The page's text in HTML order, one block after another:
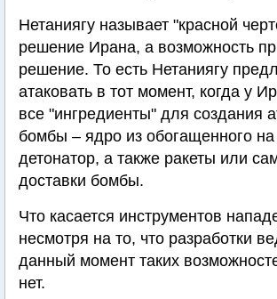
Нетаниягу называет "красной
решение Ирана, а возможность
решение. То есть Нетаниягу
атаковать в тот момент, когда у
все "ингредиенты" для создания
бомбы – ядро из обогащенного
детонатор, а также ракеты или
доставки бомбы.
Что касается инструментов
несмотря на то, что разработки
данный момент таких
нет.